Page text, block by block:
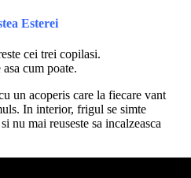
Esterei
cei trei copilasi.
cum poate.
un acoperis care la fiecare vant
In interior, frigul se simte
nu mai reuseste sa incalzeasca